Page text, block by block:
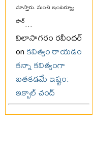
చూస్తారు. మంచి ఇంటర్వ్యూ
సార్...
విలాసాగరం రవీందర్
onకవిత్వం రాయడం
కన్నా కవిత్వంగా
బతకడమే ఇష్టం:
ఇక్బాల్ చంద్